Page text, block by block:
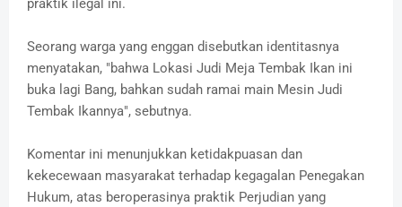
praktik ilegal ini.
Seorang warga yang enggan disebutkan identitasnya
menyatakan, "bahwa Lokasi Judi Meja Tembak Ikan ini
buka lagi Bang, bahkan sudah ramai main Mesin Judi
Tembak Ikannya", sebutnya.
Komentar ini menunjukkan ketidakpuasan dan
kekecewaan masyarakat terhadap kegagalan Penegakan
Hukum, atas beroperasinya praktik Perjudian yang